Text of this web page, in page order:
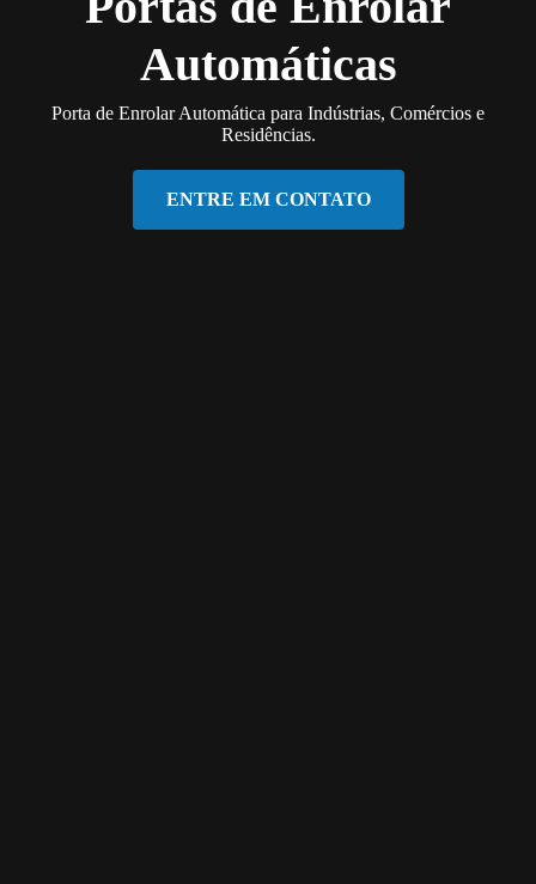
Automáticas
Porta de Enrolar Automática para Indústrias, Comércios e
Residências.
ENTRE EM CONTATO